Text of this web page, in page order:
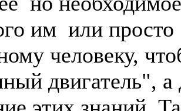
им или
человеку,
двигатель", а